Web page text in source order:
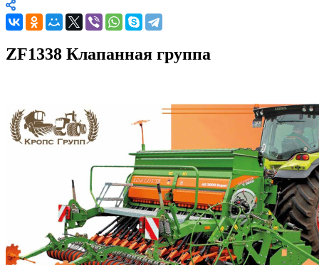
ZF1338 Клапанная группа